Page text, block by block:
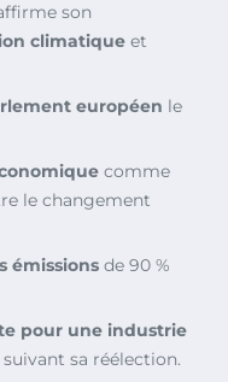
son
climatique et
européen le
comme
le changement
émissions de 90 %
pour une industrie
sa réélection.